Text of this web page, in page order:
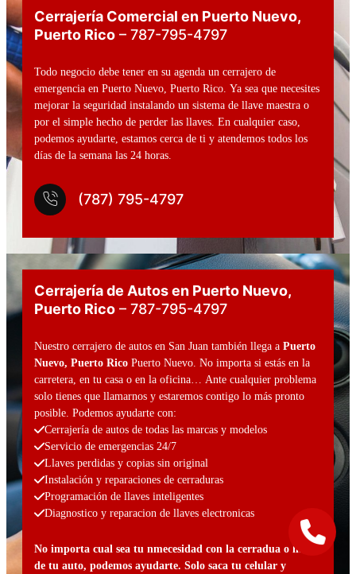
Cerrajería Comercial en Puerto Nuevo,
Puerto Rico – 787-795-4797
Todo negocio debe tener en su agenda un cerrajero de
emergencia en Puerto Nuevo, Puerto Rico. Ya sea que necesites
mejorar la seguridad instalando un sistema de llave maestra o
por el simple hecho de perder las llaves. En cualquier caso,
podemos ayudarte, estamos cerca de ti y atendemos todos los
días de la semana las 24 horas.
(787) 795-4797
Cerrajería de Autos en Puerto Nuevo,
Puerto Rico – 787-795-4797
Nuestro cerrajero de autos en San Juan también llega a Puerto
Nuevo, Puerto Rico Puerto Nuevo. No importa si estás en la
carretera, en tu casa o en la oficina… Ante cualquier problema
solo tienes que llamarnos y estaremos contigo lo más pronto
posible. Podemos ayudarte con:
Cerrajería de autos de todas las marcas y modelos
Servicio de emergencias 24/7
Llaves perdidas y copias sin original
Instalación y reparaciones de cerraduras
Programación de llaves inteligentes
Diagnostico y reparacion de llaves electronicas
No importa cual sea tu nmecesidad con la cerradua o llaves
de tu auto, podemos ayudarte. Solo saca tu celular y